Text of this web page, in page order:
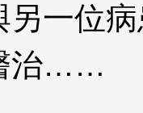
另一位
治……